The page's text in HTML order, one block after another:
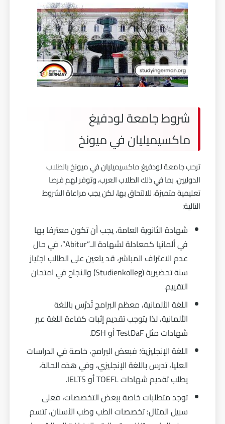
شروط جامعة لودفيغ
ماكسيميليان في ميونخ
ترحبجامعة لودفيغ ماكسيميليانفي ميونخ بالطلاب
الدوليين، بما في ذلك الطلاب العرب، وتوفر لهم فرصا
تعليمية متميزة، للالتحاق بها، لكن يجب مراعاة الشروط
التالية:
شهادة الثانوية العامة، يجب أن تكون معترفا بها
في ألمانيا كمعادلة لشهادة الـ”Abitur”، في حال
عدم الاعتراف المباشر، قد يتعين على الطالب اجتياز
سنة تحضيرية (Studienkolleg) والنجاح في امتحان
التقييم.
اللغة الألمانية، معظم البرامج تُدرّس باللغة
الألمانية، لذا يتوجب تقديم إثبات كفاءة اللغة عبر
شهادات مثل TestDaF أو DSH.
اللغة الإنجليزية؛ فبعض البرامج، خاصة في الدراسات
العليا، تدرس باللغة الإنجليزي، وفي هذه الحالة،
يطلب تقديم شهادات TOEFL أو IELTS.
توجد متطلبات خاصة ببعض التخصصات، فعلى
سبيل المثال؛ تخصصات الطب وطب الأسنان، تتسم